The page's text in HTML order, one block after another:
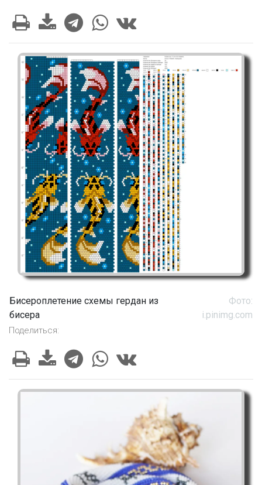
Бисероплетение схемы гердан из
бисера
Фото:
i.pinimg.com
Поделиться: